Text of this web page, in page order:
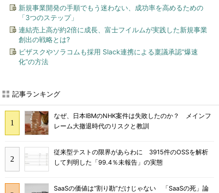
新規事業開発の手順でもう迷わない、成功率を高めるための
「3つのステップ」
連結売上高が約2倍に成長、富士フイルムが実践した新規事業
創出の戦略とは?
ビザスクやソラコムも採用 Slack連携による稟議承認“爆速
化”の方法
記事ランキング
なぜ、日本IBMのNHK案件は失敗したのか？ メインフ
レーム大撤退時代のリスクと教訓
従来型テストの限界があらわに 3915件のOSSを解析
して判明した「99.4％未報告」の実態
SaaSの価値は“割り勘”だけじゃない 「SaaSの死」論